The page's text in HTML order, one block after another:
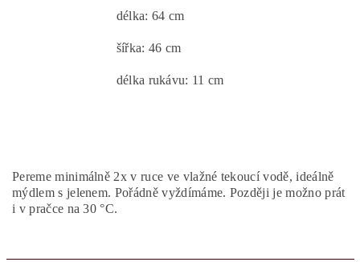
délka: 64 cm
šířka: 46 cm
délka rukávu: 11 cm
Pereme minimálně 2x v ruce ve vlažné tekoucí vodě, ideálně
mýdlem s jelenem. Pořádně vyždímáme. Později je možno prát
i v pračce na 30 °C.